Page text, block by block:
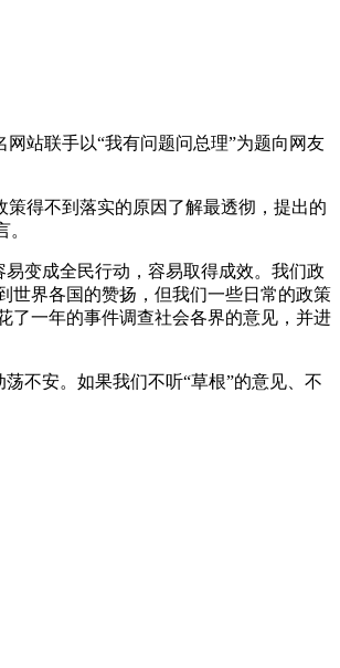
站联手以“我有问题问总理”为题向网友
得不到落实的原因了解最透彻，提出的
变成全民行动，容易取得成效。我们政
世界各国的赞扬，但我们一些日常的政策
了一年的事件调查社会各界的意见，并进
不安。如果我们不听“草根”的意见、不